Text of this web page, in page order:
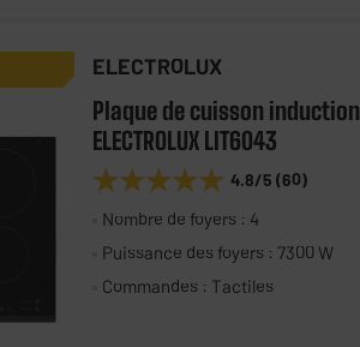
ELECTROLUX
Plaque de cuisson induction
ELECTROLUX LIT6043
★★★★★
★★★★★ 4.8/5 (60)
Nombre de foyers : 4
Puissance des foyers : 7300 W
Commandes : Tactiles